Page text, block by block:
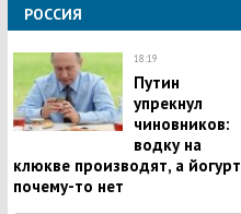
РОССИЯ
18:19
Путин
упрекнул
чиновников:
водку на
клюкве производят, а йогурт
почему-то нет